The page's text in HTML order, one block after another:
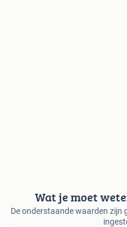
Wat je moet
De onderstaande waarden zijn